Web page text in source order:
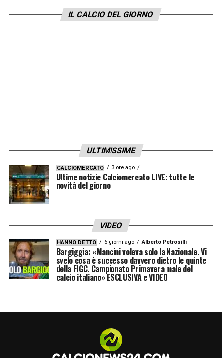
l’abbonamento annuale èin sconto al prezzo
di 19,99€ al mese. In alternativa, si può
IL CALCIO DEL GIORNO
ULTIMISSIME
CALCIOMERCATO 3 ore ago
Ultime notizie Calciomercato LIVE: tutte le
novità del giorno
VIDEO
HANNO DETTO 6 giorni ago Alberto Petrosilli
Bargiggia: «Mancini voleva solo la Nazionale. Vi
svelo cosa è successo davvero dietro le quinte
della FIGC. Campionato Primavera male del
calcio italiano» ESCLUSIVA e VIDEO